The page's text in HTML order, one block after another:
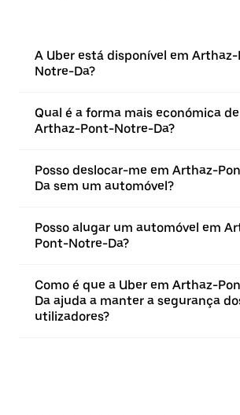
A Uber está disponível em
Notre-Da?
Qual é a forma mais económica
Arthaz-Pont-Notre-Da?
Posso deslocar-me em Arthaz-
Da sem um automóvel?
Posso alugar um automóvel em
Pont-Notre-Da?
Como é que a Uber em Arthaz-
Da ajuda a manter a segurança
utilizadores?